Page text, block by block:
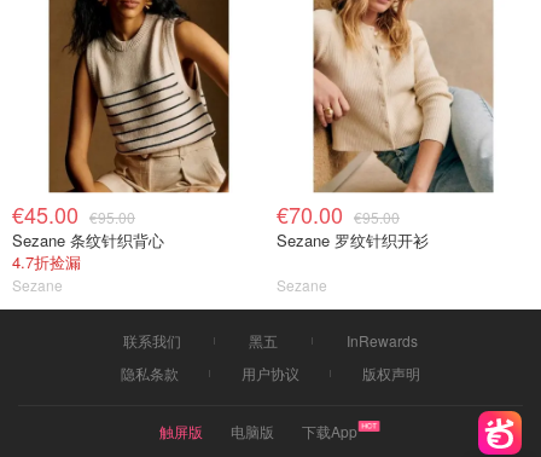
€45.00 €95.00
Sezane 条纹针织背心
4.7折捡漏
Sezane
€70.00 €95.00
Sezane 罗纹针织开衫
Sezane
联系我们 黑五
InRewards
隐私条款
用户协议 版权声明
触屏版 电脑版
下载App